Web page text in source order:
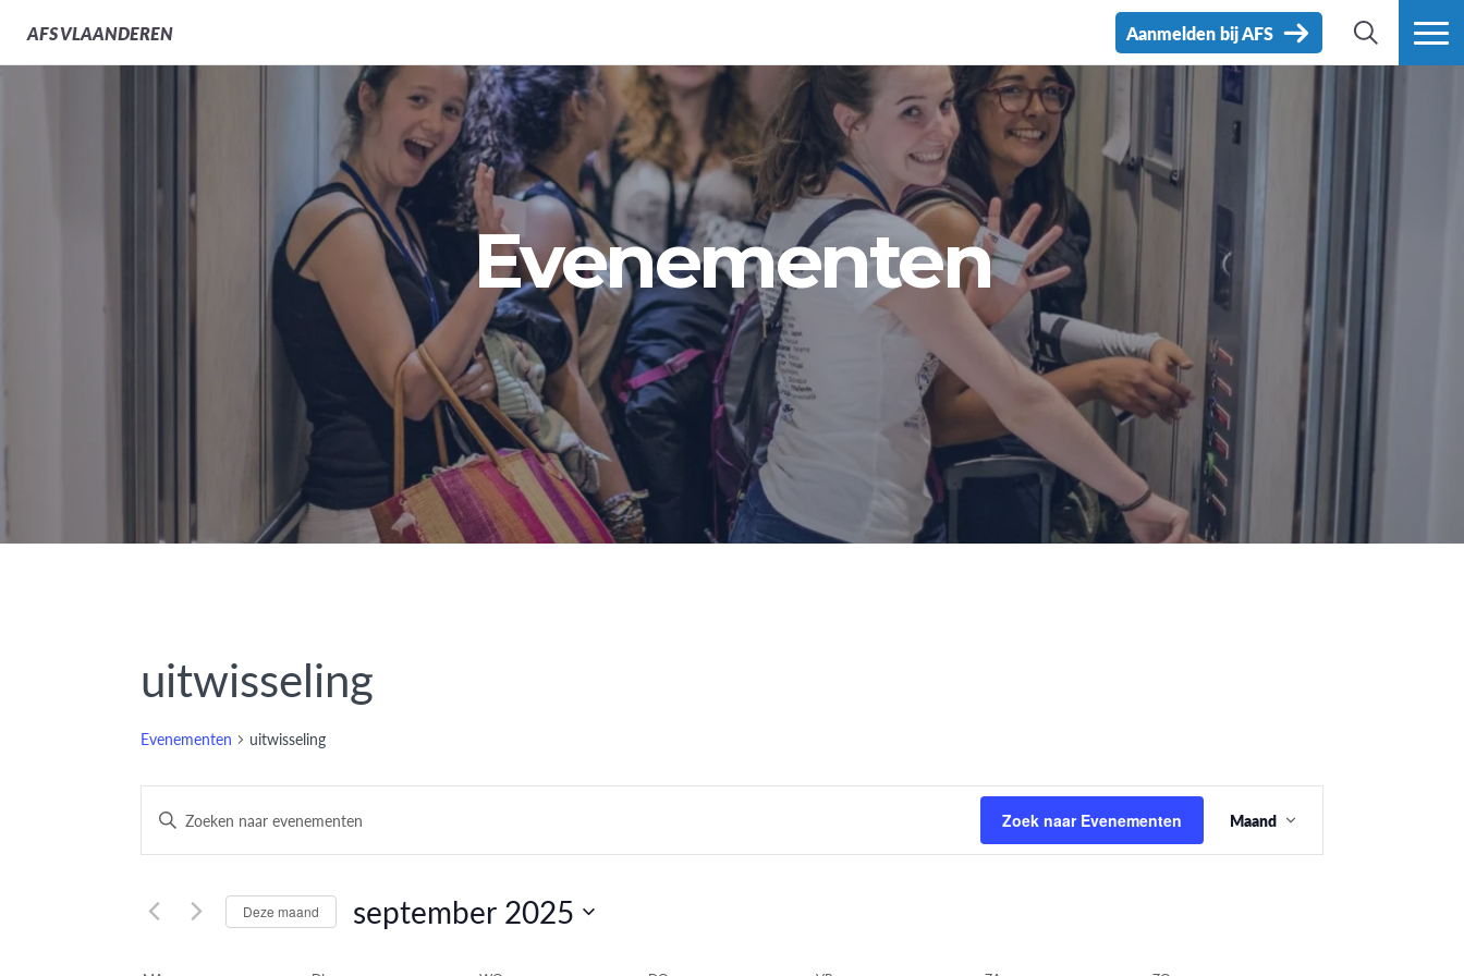
AFSVLAANDEREN
ZOEK MEER
Aanmelden bij AFS
Evenementen
uitwisseling
Evenementen uitwisseling
Evenementen
Zoeken
en
weergeven
Vul
in.
Zoek
Zoek naar Evenementen
weergaven
Maand
Deze maand september 2025